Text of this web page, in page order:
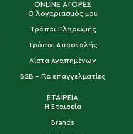
ONLINE ΑΓΟΡΕΣ
Ο λογαριασμός μου
Τρόποι Πληρωμής
Τρόποι Αποστολής
Λίστα Αγαπημένων
B2B - Για επαγγελματίες
ΕΤΑΙΡΕΙΑ
Η Εταιρεία
Brands